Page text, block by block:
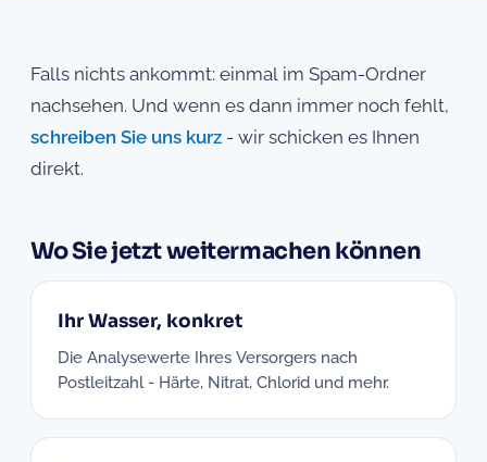
Falls nichts ankommt: einmal im Spam-Ordner
nachsehen. Und wenn es dann immer noch fehlt,
schreiben Sie uns kurz - wir schicken es Ihnen
direkt.
Wo Sie jetzt weitermachen können
Ihr Wasser, konkret
Die Analysewerte Ihres Versorgers nach
Postleitzahl - Härte, Nitrat, Chlorid und mehr.